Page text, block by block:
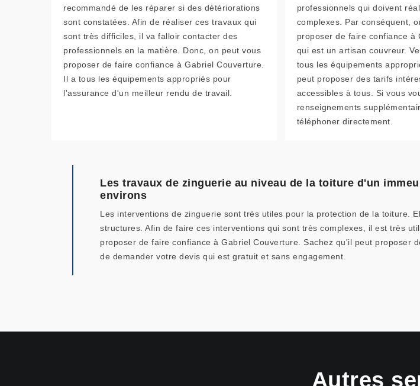
recommandé de les réparer si des détériorations
sont constatées. Afin de réaliser ces travaux qui
sont très difficiles, il va falloir contacter des
professionnels en la matière. Donc, on peut vous
proposer de faire confiance à Gabriel Couverture.
Il a tous les équipements appropriés pour
l'assurance d'un meilleur rendu de travail.
professionnels qui doivent
complexes. Par conséquent,
proposer de faire confiance à
qui est un artisan couvreur.
tous les équipements
peut proposer des tarifs
accessibles à tous. Si vous
renseignements
téléphoner directement.
Les travaux de zinguerie au niveau de la toiture d'un
environs
Les interventions de zinguerie sont très utiles pour la protection de la toiture.
structures. Afin de faire ces interventions qui sont très complexes, il est très
proposer de faire confiance à Gabriel Couverture. Sachez qu'il peut proposer
de demander votre devis qui est gratuit et sans engagement.
Autres